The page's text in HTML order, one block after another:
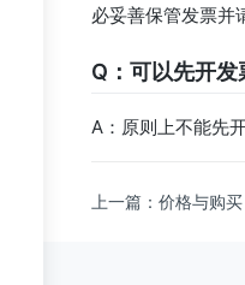
必妥善保管发票
Q：可以先开
A：原则上不能先
上一篇：价格与购买